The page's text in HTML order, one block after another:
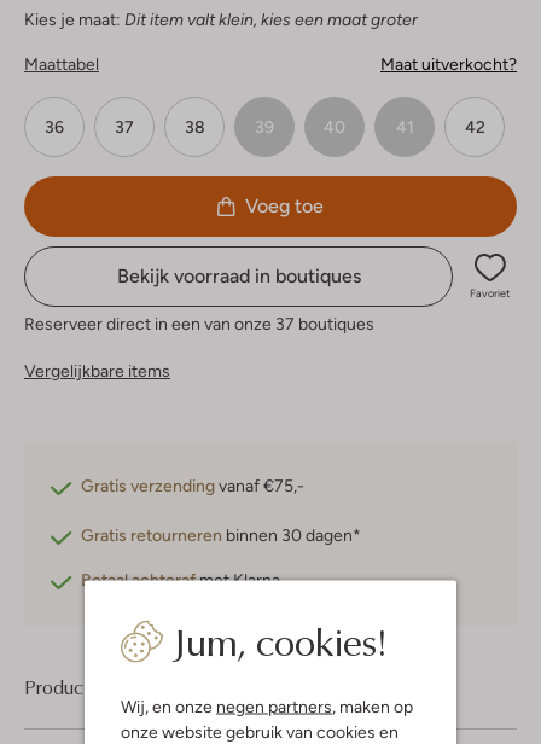
Jum, cookies!
Wij, en onze negen partners, maken op
onze website gebruik van cookies en
Kies je maat: Dit item valt klein, kies een maat groter
Maattabel Maat uitverkocht?
36 37 38 39 40 41 42
Voeg toe
Bekijk voorraad in boutiques
Favoriet
Reserveer direct in een van onze 37 boutiques
Vergelijkbare items
Gratis verzendingvanaf €75,-
Gratis retourneren binnen 30 dagen*
Betaal achterafmet Klarna
Product informatie